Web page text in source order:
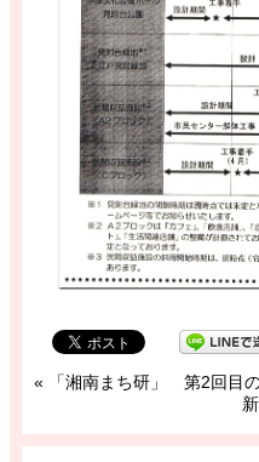
«
「湘南まち研」 第2回目の